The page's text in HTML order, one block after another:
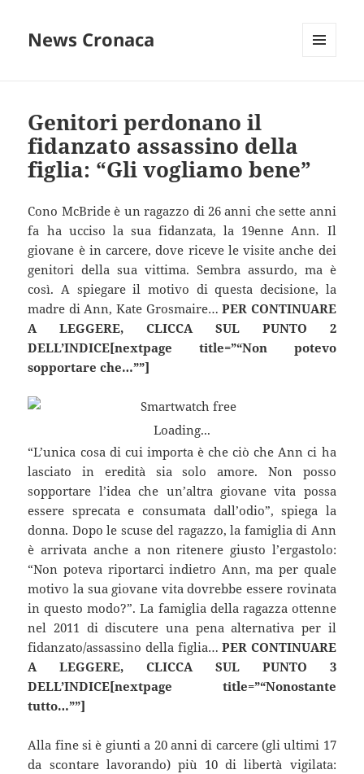
News Cronaca
Genitori perdonano il
fidanzato assassino della
figlia: “Gli vogliamo bene”
Cono McBride è un ragazzo di 26 anni che sette anni
fa ha ucciso la sua fidanzata, la 19enne Ann. Il
giovane è in carcere, dove riceve le visite anche dei
genitori della sua vittima. Sembra assurdo, ma è
così. A spiegare il motivo di questa decisione, la
madre di Ann, Kate Grosmaire…PER CONTINUARE
A LEGGERE, CLICCA SUL PUNTO 2
DELL’INDICE[nextpage title=”“Non potevo
sopportare che…””]
Loading...
“L’unica cosa di cui importa è che ciò che Ann ci ha
lasciato in eredità sia solo amore. Non posso
sopportare l’idea che un’altra giovane vita possa
essere sprecata e consumata dall’odio”, spiega la
donna. Dopo le scuse del ragazzo, la famiglia di Ann
è arrivata anche a non ritenere giusto l’ergastolo:
“Non poteva riportarci indietro Ann, ma per quale
motivo la sua giovane vita dovrebbe essere rovinata
in questo modo?”. La famiglia della ragazza ottenne
nel 2011 di discutere una pena alternativa per il
fidanzato/assassino della figlia…PER CONTINUARE
A LEGGERE, CLICCA SUL PUNTO 3
DELL’INDICE[nextpage title=”“Nonostante
tutto…””]
Alla fine si è giunti a 20 anni di carcere (gli ultimi 17
da scontare lavorando) più 10 di libertà vigilata: